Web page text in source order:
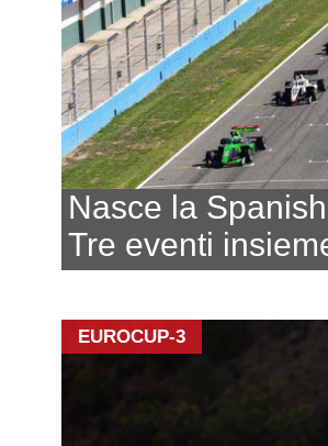
Nasce la
Tre eventi
EUROCUP-3